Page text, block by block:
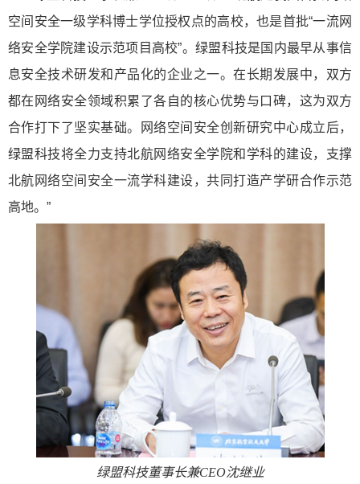
空间安全一级学科博士学位授权点的高校，也是首批“一流网
络安全学院建设示范项目高校”。绿盟科技是国内最早从事信
息安全技术研发和产品化的企业之一。在长期发展中，双方
都在网络安全领域积累了各自的核心优势与口碑，这为双方
合作打下了坚实基础。网络空间安全创新研究中心成立后，
绿盟科技将全力支持北航网络安全学院和学科的建设，支撑
北航网络空间安全一流学科建设，共同打造产学研合作示范
高地。”
绿盟科技董事长兼CEO沈继业